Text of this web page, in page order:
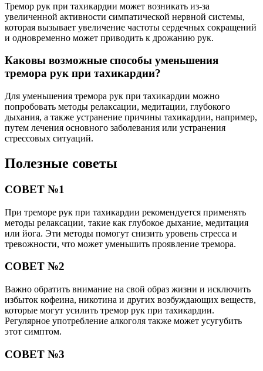
Тремор рук при тахикардии может возникать из-за
увеличенной активности симпатической нервной системы,
которая вызывает увеличение частоты сердечных сокращений
и одновременно может приводить к дрожанию рук.
Каковы возможные способы уменьшения
тремора рук при тахикардии?
Для уменьшения тремора рук при тахикардии можно
попробовать методы релаксации, медитации, глубокого
дыхания, а также устранение причины тахикардии, например,
путем лечения основного заболевания или устранения
стрессовых ситуаций.
Полезные советы
СОВЕТ №1
При треморе рук при тахикардии рекомендуется применять
методы релаксации, такие как глубокое дыхание, медитация
или йога. Эти методы помогут снизить уровень стресса и
тревожности, что может уменьшить проявление тремора.
СОВЕТ №2
Важно обратить внимание на свой образ жизни и исключить
избыток кофеина, никотина и других возбуждающих веществ,
которые могут усилить тремор рук при тахикардии.
Регулярное употребление алкоголя также может усугубить
этот симптом.
СОВЕТ №3